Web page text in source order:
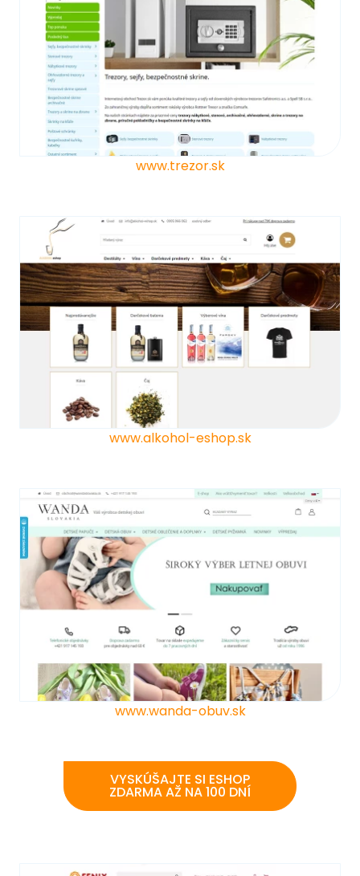
www.trezor.sk
www.alkohol-eshop.sk
www.wanda-obuv.sk
VYSKÚŠAJTE SI ESHOP
ZDARMA AŽ NA 100 DNÍ